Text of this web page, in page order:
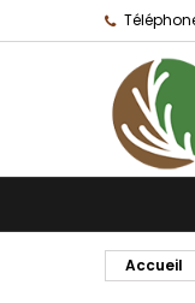
Accueil